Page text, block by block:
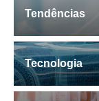
Tendências
Tecnologia